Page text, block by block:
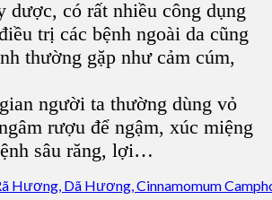
dược, có rất nhiều công dụng
trị các bệnh ngoài da cũng
thường gặp như cảm cúm,
người ta thường dùng vỏ
rượu để ngậm, xúc miệng
sâu răng, lợi…